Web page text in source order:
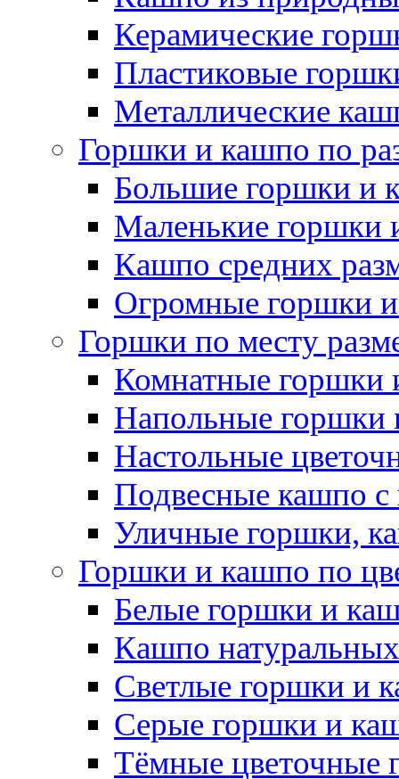
Керамические
Пластиковые
Металлические
Горшки и кашпо по
Большие горшки и
Маленькие горшки
Кашпо средних
Огромные горшки
Горшки по месту
Комнатные горшки
Напольные горшки
Настольные
Подвесные кашпо с
Уличные горшки,
Горшки и кашпо по
Белые горшки и
Кашпо
Светлые горшки и
Серые горшки и
Тёмные цветочные